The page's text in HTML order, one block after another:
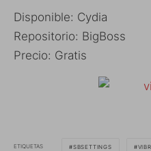
Disponible: Cydia
Repositorio: BigBoss
Precio: Gratis
ETIQUETAS SBSETTINGS